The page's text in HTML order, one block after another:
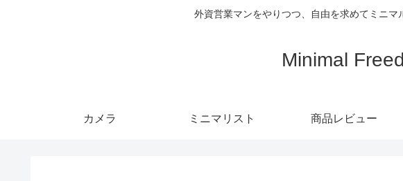
外資営業マンをやりつつ、自由を求めてミニ
Minimal
カメラ ミニマリスト 商品レビュー